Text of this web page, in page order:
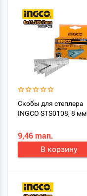
Скобы для степлера
INGCO STS0108, 8 мм
9,46 man.
В корзину